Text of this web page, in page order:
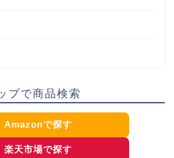
プで商品検索
Amazonで探す
楽天市場で探す